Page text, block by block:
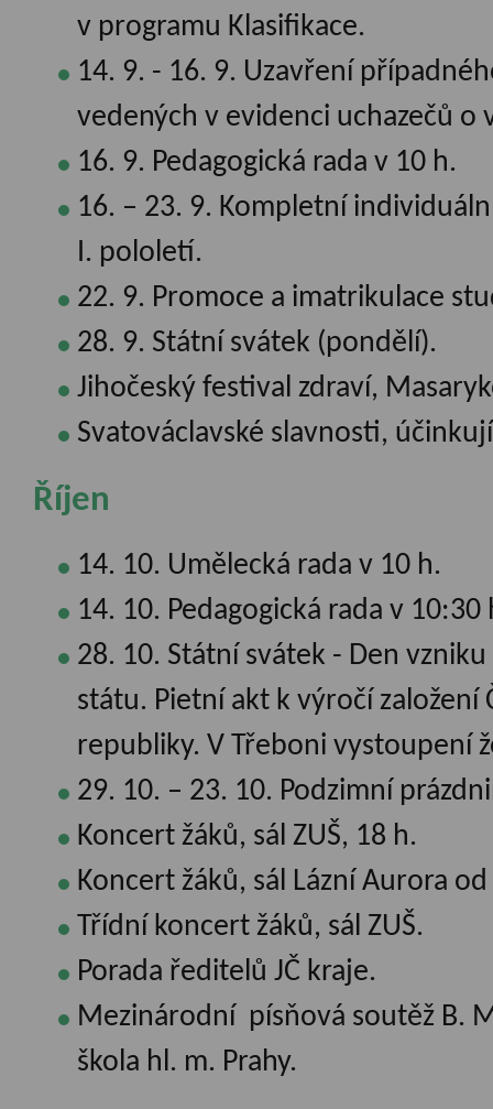
v programu Klasifikace.
14. 9. - 16. 9. Uzavření
vedených v evidenci uchazečů o
16. 9. Pedagogická rada v 10 h.
16. – 23. 9. Kompletní
I. pololetí.
22. 9. Promoce a imatrikulace
28. 9. Státní svátek (pondělí).
Jihočeský festival zdraví,
Svatováclavské slavnosti,
Říjen
14. 10. Umělecká rada v 10 h.
14. 10. Pedagogická rada v 10:30
28. 10. Státní svátek - Den
státu. Pietní akt k výročí založení
republiky. V Třeboni vystoupení
29. 10. – 23. 10. Podzimní
Koncert žáků, sál ZUŠ, 18 h.
Koncert žáků, sál Lázní Aurora
Třídní koncert žáků, sál ZUŠ.
Porada ředitelů JČ kraje.
Mezinárodní písňová soutěž B.
škola hl. m. Prahy.